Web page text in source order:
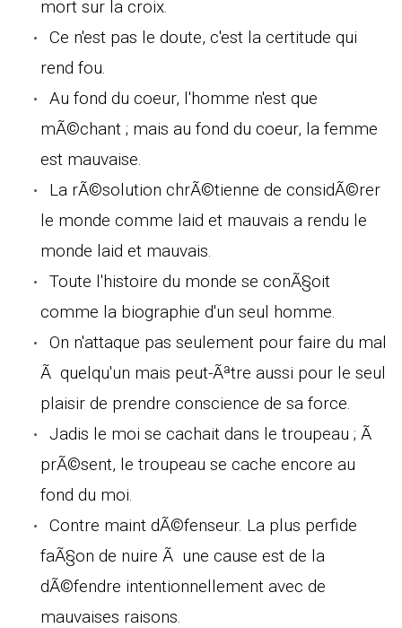
mort sur la croix.
Ce n'est pas le doute, c'est la certitude qui
rend fou.
Au fond du coeur, l'homme n'est que
mÃ©chant ; mais au fond du coeur, la femme
est mauvaise.
La rÃ©solution chrÃ©tienne de considÃ©rer
le monde comme laid et mauvais a rendu le
monde laid et mauvais.
Toute l'histoire du monde se conÃ§oit
comme la biographie d'un seul homme.
On n'attaque pas seulement pour faire du mal
Ã quelqu'un mais peut-Ãªtre aussi pour le seul
plaisir de prendre conscience de sa force.
Jadis le moi se cachait dans le troupeau ; Ã
prÃ©sent, le troupeau se cache encore au
fond du moi.
Contre maint dÃ©fenseur. La plus perfide
faÃ§on de nuire Ã une cause est de la
dÃ©fendre intentionnellement avec de
mauvaises raisons.